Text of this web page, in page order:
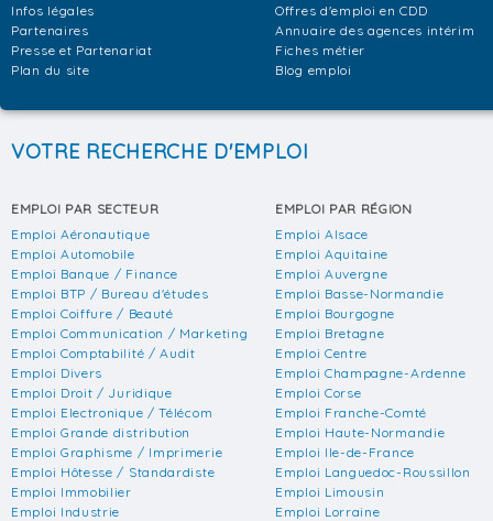
Infos légales
Partenaires
Presse et Partenariat
Plan du site
Offres d'emploi en CDD
Annuaire des agences intérim
Fiches métier
Blog emploi
VOTRE RECHERCHE D'EMPLOI
EMPLOI PAR SECTEUR
Emploi Aéronautique
Emploi Automobile
Emploi Banque / Finance
Emploi BTP / Bureau d'études
Emploi Coiffure / Beauté
Emploi Communication / Marketing
Emploi Comptabilité / Audit
Emploi Divers
Emploi Droit / Juridique
Emploi Electronique / Télécom
Emploi Grande distribution
Emploi Graphisme / Imprimerie
Emploi Hôtesse / Standardiste
Emploi Immobilier
Emploi Industrie
EMPLOI PAR RÉGION
Emploi Alsace
Emploi Aquitaine
Emploi Auvergne
Emploi Basse-Normandie
Emploi Bourgogne
Emploi Bretagne
Emploi Centre
Emploi Champagne-Ardenne
Emploi Corse
Emploi Franche-Comté
Emploi Haute-Normandie
Emploi Ile-de-France
Emploi Languedoc-Roussillon
Emploi Limousin
Emploi Lorraine